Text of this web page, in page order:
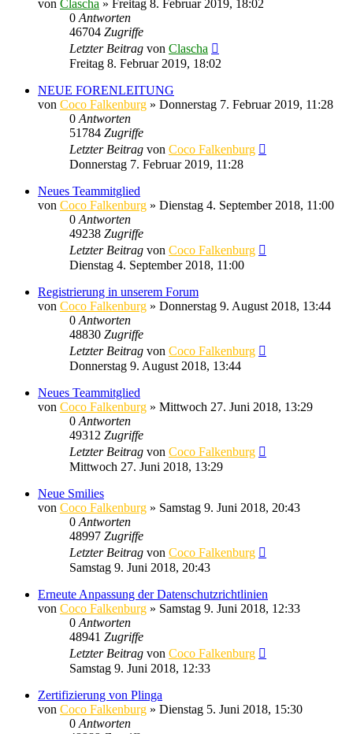
von Clascha » Freitag 8. Februar 2019, 18:02
0 Antworten
46704 Zugriffe
Letzter Beitrag von Clascha
Freitag 8. Februar 2019, 18:02
NEUE FORENLEITUNG
von Coco Falkenburg » Donnerstag 7. Februar 2019, 11:28
0 Antworten
51784 Zugriffe
Letzter Beitrag von Coco Falkenburg
Donnerstag 7. Februar 2019, 11:28
Neues Teammitglied
von Coco Falkenburg » Dienstag 4. September 2018, 11:00
0 Antworten
49238 Zugriffe
Letzter Beitrag von Coco Falkenburg
Dienstag 4. September 2018, 11:00
Registrierung in unserem Forum
von Coco Falkenburg » Donnerstag 9. August 2018, 13:44
0 Antworten
48830 Zugriffe
Letzter Beitrag von Coco Falkenburg
Donnerstag 9. August 2018, 13:44
Neues Teammitglied
von Coco Falkenburg » Mittwoch 27. Juni 2018, 13:29
0 Antworten
49312 Zugriffe
Letzter Beitrag von Coco Falkenburg
Mittwoch 27. Juni 2018, 13:29
Neue Smilies
von Coco Falkenburg » Samstag 9. Juni 2018, 20:43
0 Antworten
48997 Zugriffe
Letzter Beitrag von Coco Falkenburg
Samstag 9. Juni 2018, 20:43
Erneute Anpassung der Datenschutzrichtlinien
von Coco Falkenburg » Samstag 9. Juni 2018, 12:33
0 Antworten
48941 Zugriffe
Letzter Beitrag von Coco Falkenburg
Samstag 9. Juni 2018, 12:33
Zertifizierung von Plinga
von Coco Falkenburg » Dienstag 5. Juni 2018, 15:30
0 Antworten